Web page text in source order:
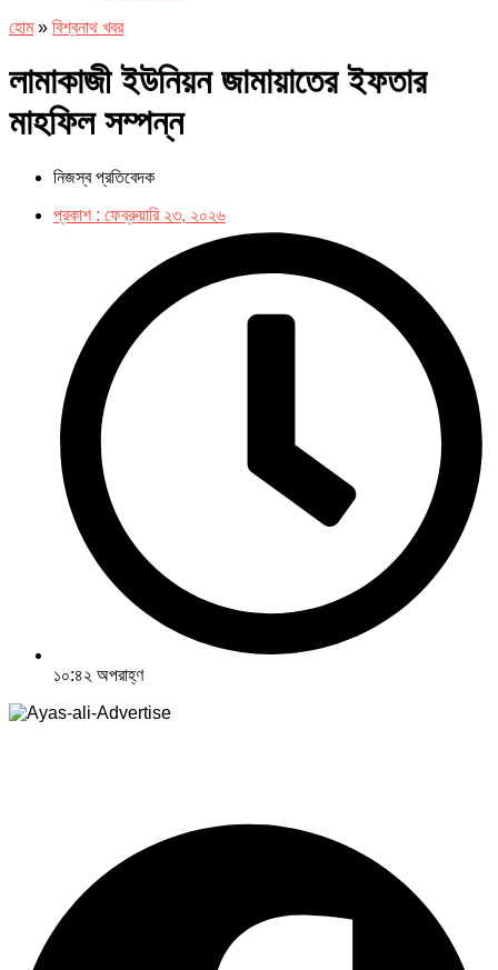
হোম» বিশ্বনাথ খবর
লামাকাজী ইউনিয়ন জামায়াতের ইফতার
মাহফিল সম্পন্ন
নিজস্ব প্রতিবেদক
প্রকাশ : ফেব্রুয়ারি ২৩, ২০২৬
১০:৪২ অপরাহ্ণ